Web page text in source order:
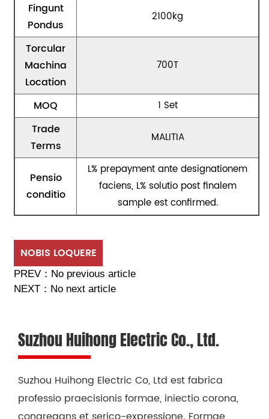
Fingunt
Pondus
2100kg
Torcular
Machina
Location
700T
MOQ 1 Set
Trade
Terms
MALITIA
Pensio
conditio
L% prepayment ante designationem
faciens, L% solutio post finalem
sample est confirmed.
NOBIS LOQUERE
PREV： No previous article
NEXT： No next article
Suzhou Huihong Electric Co., Ltd.
Suzhou Huihong Electric Co, Ltd est fabrica
professio praecisionis formae, iniectio corona,